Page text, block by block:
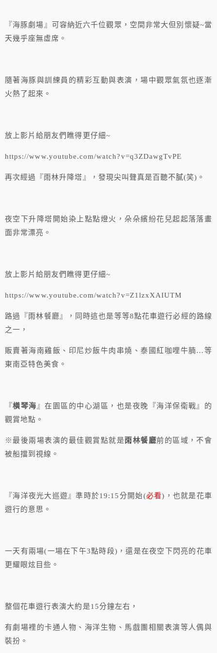
『海豚劇場』可容納近六千位觀眾，空間非常大但別懷疑~當
天幾乎座無虛席。
隨著海豚與訓練員的精彩互動與表演，場中觀眾氣氛也逐漸
火熱了起來。
放上影片給朋友們瞧得更仔細~
https://www.youtube.com/watch?v=q3ZDawgTvPE
再次經過『雨林升降塔』，發現尖叫聲真是百聽不膩(笑)。
夜空下升降塔開始染上點點燈火，朵朵繽紛花兒起起落落畫
面非常漂亮。
放上影片給朋友們瞧得更仔細~
https://www.youtube.com/watch?v=Z1lzxXAIUTM
路過『雨林餐廳』，同時這也是等等8點花車遊行必經的路線
之一，
販賣著海南雞飯、印尼炒飯牛肉串燒、泰國紅咖哩牛腩…等
東南亞特色美食。
『橫琴海』在園區的中心湖區，也是夜晚『海洋保衛戰』的
觀賞地點。
※最後兩場表演的最佳觀賞點就是雨林餐廳前的區域，不會
被船擋到視線。
『海洋夜光大巡遊』準時於19:15分開始(必看)，也就是花車
遊行的意思。
一天有兩場(一場在下午3點時段)，還是在夜空下閃亮的花車
更耀眼炫目些。
整個花車遊行表演大約是15分鐘左右，
有劇場裡的卡通人物、海洋生物、馬戲團相關表演等人偶與
裝扮。